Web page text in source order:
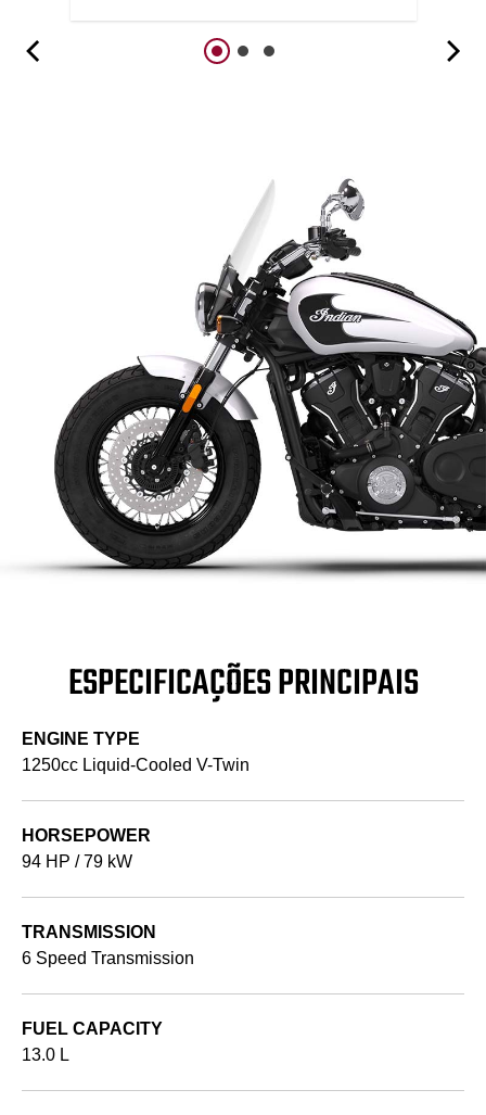
ESPECIFICAÇÕES PRINCIPAIS
ENGINE TYPE
1250cc Liquid-Cooled V-Twin
HORSEPOWER
94 HP / 79 kW
TRANSMISSION
6 Speed Transmission
FUEL CAPACITY
13.0 L